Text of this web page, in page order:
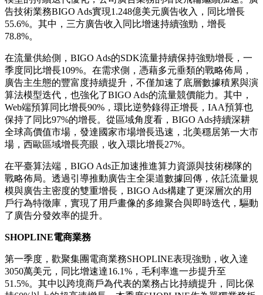
告技術業務BIGO Ads實現1.248億美元廣告收入，同比增長
55.6%。其中，三方廣告收入同比增速持續強勁，增長
78.8%。
在流量供給側，BIGO Ads的SDK流量持續保持強勁增長，一
季度同比增長109%。在需求側，憑藉多元垂類的戰略佈局，
廣告主生態的豐富度持續提升，不僅加速了底層數據積累與演
算法模型迭代，也強化了BIGO Ads的流量競價能力。其中，
Web端預算同比增長90%，環比逆勢錄得正增長，IAA預算也
保持了同比97%的增長。從區域角度看，BIGO Ads持續深耕
全球高價值市場，發達國家市場增長迅速，北美穩居第一大市
場，西歐區域增長亮眼，收入環比增長27%。
在平臺算法端，BIGO Ads正加速推進算力資源與技術梯隊的
戰略佈局。透過引導推動廣告主全渠道數據回傳，依託流量規
模與廣告主密度的雙重增長，BIGO Ads構建了更深層次的用
戶行為特徵庫，實現了用戶畫像的多維聚合與即時迭代，驅動
了廣告分發效率的提升。
SHOPLINE電商業務
第一季度，歡聚集團電商業務SHOPLINE表現強勁，收入達
3050萬美元，同比增速達16.1%，毛利率進一步提升至
51.5%。其中以跨境商戶為代表的業務占比持續提升，同比保